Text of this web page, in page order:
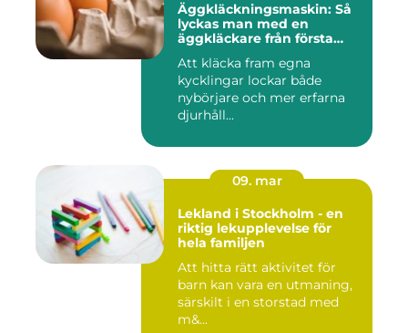
Äggkläckningsmaskin: Så
lyckas man med en
äggkläckare från första
Att kläcka fram egna
kycklingar lockar både
nybörjare och mer erfarna
djurhåll...
09. mar
Lekland i Stockholm - en
riktig lekupplevelse för
hela familjen
Att hitta rätt aktivitet för
barn kan vara en utmaning,
särskilt i en storstad med
m&...